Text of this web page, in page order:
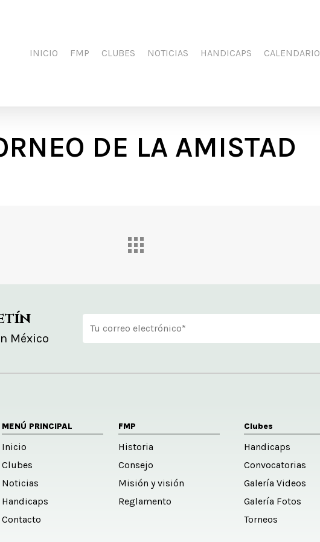
INICIO FMP CLUBES NOTICIAS HANDICAPS CALENDARIO
DE LA AMISTAD
México
MENÚ PRINCIPAL
Inicio
Clubes
Noticias
Handicaps
Contacto
FMP
Historia
Consejo
Misión y visión
Reglamento
Clubes
Handicaps
Convocatorias
Galería Videos
Galería Fotos
Torneos